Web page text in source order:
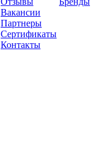
Вакансии
Партнеры
Сертификаты
Контакты